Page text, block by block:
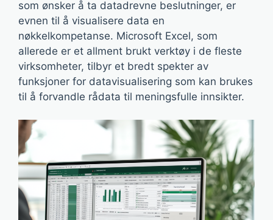
som ønsker å ta datadrevne beslutninger, er
evnen til å visualisere data en
nøkkelkompetanse. Microsoft Excel, som
allerede er et allment brukt verktøy i de fleste
virksomheter, tilbyr et bredt spekter av
funksjoner for datavisualisering som kan brukes
til å forvandle rådata til meningsfulle innsikter.